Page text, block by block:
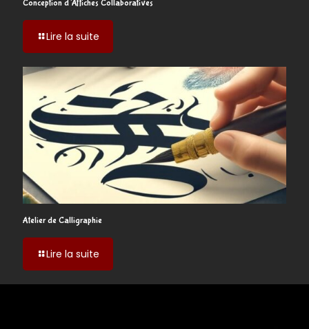
Conception d’Affiches Collaboratives
Lire la suite
d’Affiches
Collaboratives
Atelier de Calligraphie
Lire la suite
Atelier
Calligraphie